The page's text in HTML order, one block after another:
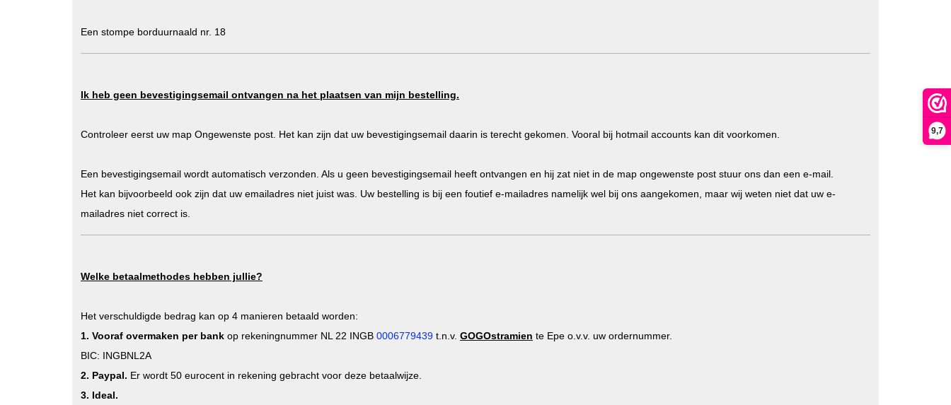
9,7
Een stompe borduurnaald nr. 18
Ik heb geen bevestigingsemail ontvangen na het plaatsen van mijn bestelling.
Controleer eerst uw map Ongewenste post. Het kan zijn dat uw bevestigingsemail daarin is terecht gekomen. Vooral bij hotmail accounts kan dit voorkomen.
Een bevestigingsemail wordt automatisch verzonden. Als u geen bevestigingsemail heeft ontvangen en hij zat niet in de map ongewenste post stuur ons dan een e-mail.
Het kan bijvoorbeeld ook zijn dat uw emailadres niet juist was. Uw bestelling is bij een foutief e-mailadres namelijk wel bij ons aangekomen, maar wij weten niet dat uw e-
mailadres niet correct is.
Welke betaalmethodes hebben jullie?
Het verschuldigde bedrag kan op 4 manieren betaald worden:
1. Vooraf overmaken per bank op rekeningnummer NL 22 INGB 0006779439 t.n.v. GOGOstramien te Epe o.v.v. uw ordernummer.
BIC: INGBNL2A
2. Paypal. Er wordt 50 eurocent in rekening gebracht voor deze betaalwijze.
3. Ideal.